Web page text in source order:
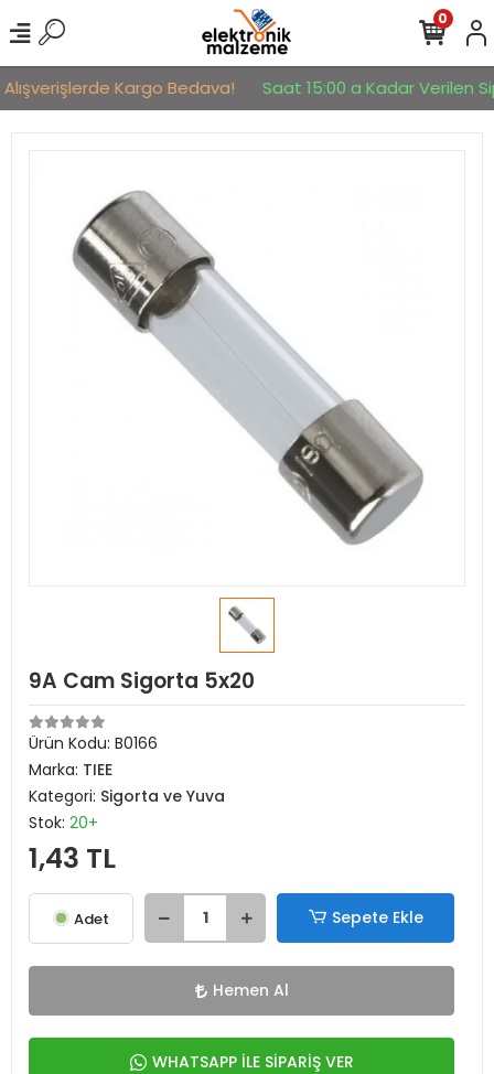
Kargo Bedava! Saat 15:00 a Kadar Verilen
0
9A Cam Sigorta 5x20
Ürün Kodu: B0166
Marka: TIEE
Kategori: Sigorta ve Yuva
Stok: 20+
1,43 TL
Adet Sepete Ekle
Hemen Al
WHATSAPP İLE SİPARİŞ VER